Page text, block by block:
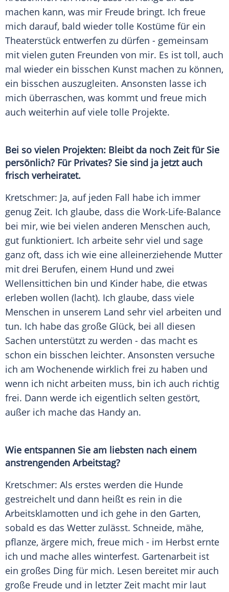
machen kann, was mir Freude bringt. Ich freue
mich darauf, bald wieder tolle Kostüme für ein
Theaterstück entwerfen zu dürfen - gemeinsam
mit vielen guten Freunden von mir. Es ist toll, auch
mal wieder ein bisschen Kunst machen zu können,
ein bisschen auszugleiten. Ansonsten lasse ich
mich überraschen, was kommt und freue mich
auch weiterhin auf viele tolle Projekte.
Bei so vielen Projekten: Bleibt da noch Zeit für Sie
persönlich? Für Privates? Sie sind ja jetzt auch
frisch verheiratet.
Kretschmer: Ja, auf jeden Fall habe ich immer
genug Zeit. Ich glaube, dass die Work-Life-Balance
bei mir, wie bei vielen anderen Menschen auch,
gut funktioniert. Ich arbeite sehr viel und sage
ganz oft, dass ich wie eine alleinerziehende Mutter
mit drei Berufen, einem Hund und zwei
Wellensittichen bin und Kinder habe, die etwas
erleben wollen (lacht). Ich glaube, dass viele
Menschen in unserem Land sehr viel arbeiten und
tun. Ich habe das große Glück, bei all diesen
Sachen unterstützt zu werden - das macht es
schon ein bisschen leichter. Ansonsten versuche
ich am Wochenende wirklich frei zu haben und
wenn ich nicht arbeiten muss, bin ich auch richtig
frei. Dann werde ich eigentlich selten gestört,
außer ich mache das Handy an.
Wie entspannen Sie am liebsten nach einem
anstrengenden Arbeitstag?
Kretschmer: Als erstes werden die Hunde
gestreichelt und dann heißt es rein in die
Arbeitsklamotten und ich gehe in den Garten,
sobald es das Wetter zulässt. Schneide, mähe,
pflanze, ärgere mich, freue mich - im Herbst ernte
ich und mache alles winterfest. Gartenarbeit ist
ein großes Ding für mich. Lesen bereitet mir auch
große Freude und in letzter Zeit macht mir laut